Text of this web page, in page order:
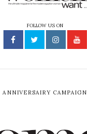
FOLLOW US ON
ANNIVERSAIRY CAMPAIGN